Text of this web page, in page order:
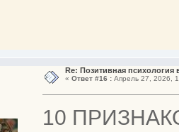
Re: Позитивная
« Ответ #16 :Апрель 27, 2026,
10